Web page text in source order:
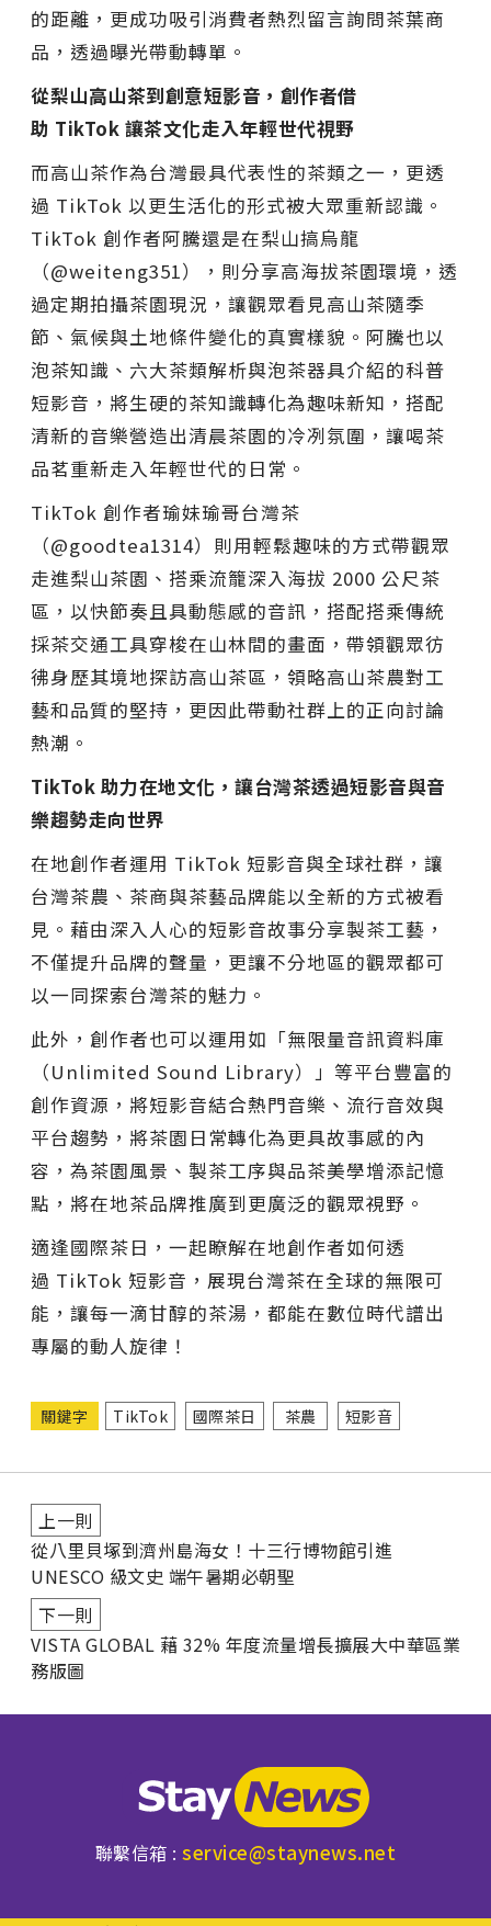
的距離，更成功吸引消費者熱烈留言詢問茶葉商
品，透過曝光帶動轉單。
從梨山高山茶到創意短影音，創作者借
助 TikTok 讓茶文化走入年輕世代視野
而高山茶作為台灣最具代表性的茶類之一，更透
過 TikTok 以更生活化的形式被大眾重新認識。
TikTok 創作者阿騰還是在梨山搞烏龍
（@weiteng351），則分享高海拔茶園環境，透
過定期拍攝茶園現況，讓觀眾看見高山茶隨季
節、氣候與土地條件變化的真實樣貌。阿騰也以
泡茶知識、六大茶類解析與泡茶器具介紹的科普
短影音，將生硬的茶知識轉化為趣味新知，搭配
清新的音樂營造出清晨茶園的冷冽氛圍，讓喝茶
品茗重新走入年輕世代的日常。
TikTok 創作者瑜妹瑜哥台灣茶
（@goodtea1314）則用輕鬆趣味的方式帶觀眾
走進梨山茶園、搭乘流籠深入海拔 2000 公尺茶
區，以快節奏且具動態感的音訊，搭配搭乘傳統
採茶交通工具穿梭在山林間的畫面，帶領觀眾彷
彿身歷其境地探訪高山茶區，領略高山茶農對工
藝和品質的堅持，更因此帶動社群上的正向討論
熱潮。
TikTok 助力在地文化，讓台灣茶透過短影音與音
樂趨勢走向世界
在地創作者運用 TikTok 短影音與全球社群，讓
台灣茶農、茶商與茶藝品牌能以全新的方式被看
見。藉由深入人心的短影音故事分享製茶工藝，
不僅提升品牌的聲量，更讓不分地區的觀眾都可
以一同探索台灣茶的魅力。
此外，創作者也可以運用如「無限量音訊資料庫
（Unlimited Sound Library）」等平台豐富的
創作資源，將短影音結合熱門音樂、流行音效與
平台趨勢，將茶園日常轉化為更具故事感的內
容，為茶園風景、製茶工序與品茶美學增添記憶
點，將在地茶品牌推廣到更廣泛的觀眾視野。
適逢國際茶日，一起瞭解在地創作者如何透
過 TikTok 短影音，展現台灣茶在全球的無限可
能，讓每一滴甘醇的茶湯，都能在數位時代譜出
專屬的動人旋律！
關鍵字 TikTok 國際茶日 茶農 短影音
上一則
從八里貝塚到濟州島海女！十三行博物館引進
UNESCO 級文史 端午暑期必朝聖
下一則
VISTA GLOBAL 藉 32% 年度流量增長擴展大中華區業
務版圖
聯繫信箱 :service@staynews.net